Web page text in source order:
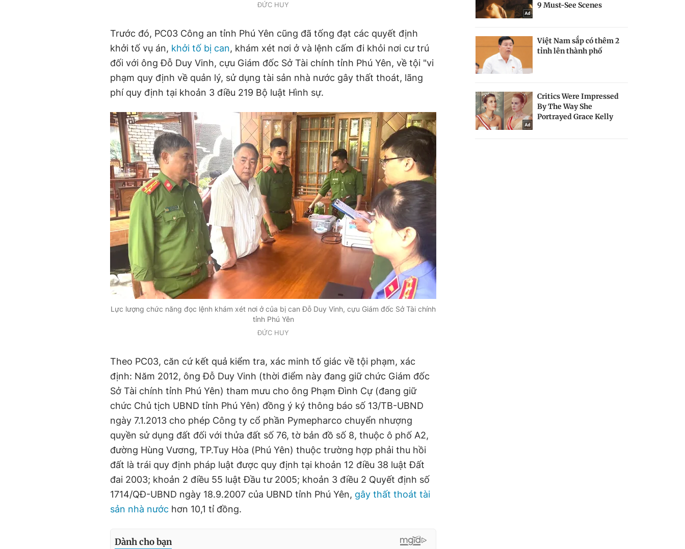
ĐỨC HUY
Trước đó, PC03 Công an tỉnh Phú Yên cũng đã tống đạt các quyết định
khởi tố vụ án, khởi tố bị can, khám xét nơi ở và lệnh cấm đi khỏi nơi cư trú
đối với ông Đỗ Duy Vinh, cựu Giám đốc Sở Tài chính tỉnh Phú Yên, về tội "vi
phạm quy định về quản lý, sử dụng tài sản nhà nước gây thất thoát, lãng
phí quy định tại khoản 3 điều 219 Bộ luật Hình sự.
Lực lượng chức năng đọc lệnh khám xét nơi ở của bị can Đỗ Duy Vinh, cựu Giám đốc Sở Tài chính
tỉnh Phú Yên
ĐỨC HUY
Theo PC03, căn cứ kết quả kiểm tra, xác minh tố giác về tội phạm, xác
định: Năm 2012, ông Đỗ Duy Vinh (thời điểm này đang giữ chức Giám đốc
Sở Tài chính tỉnh Phú Yên) tham mưu cho ông Phạm Đình Cự (đang giữ
chức Chủ tịch UBND tỉnh Phú Yên) đồng ý ký thông báo số 13/TB-UBND
ngày 7.1.2013 cho phép Công ty cổ phần Pymepharco chuyển nhượng
quyền sử dụng đất đối với thửa đất số 76, tờ bản đồ số 8, thuộc ô phố A2,
đường Hùng Vương, TP.Tuy Hòa (Phú Yên) thuộc trường hợp phải thu hồi
đất là trái quy định pháp luật được quy định tại khoản 12 điều 38 luật Đất
đai 2003; khoản 2 điều 55 luật Đầu tư 2005; khoản 3 điều 2 Quyết định số
1714/QĐ-UBND ngày 18.9.2007 của UBND tỉnh Phú Yên, gây thất thoát tài
sản nhà nước hơn 10,1 tỉ đồng.